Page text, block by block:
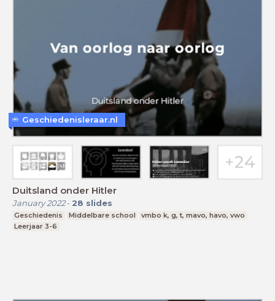
Duitsland onder Hitler
January 2022- 28 slides
Geschiedenis Middelbare school
vmbo k, g, t, mavo, havo, vwo
Leerjaar 3-6
Geschiedenisleraar.nl